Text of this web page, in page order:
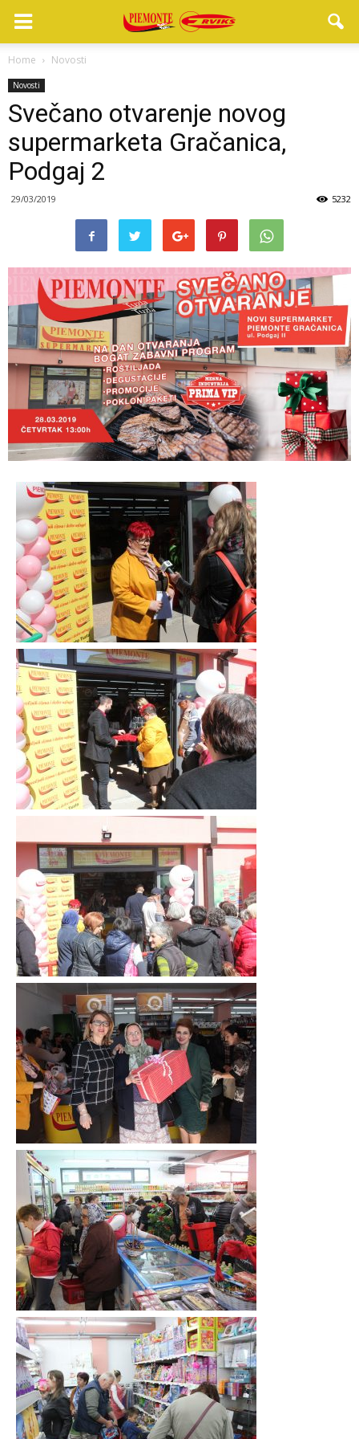
Home Novosti
Novosti
Svečano otvarenje novog
supermarketa Gračanica,
Podgaj 2
29/03/2019 5232